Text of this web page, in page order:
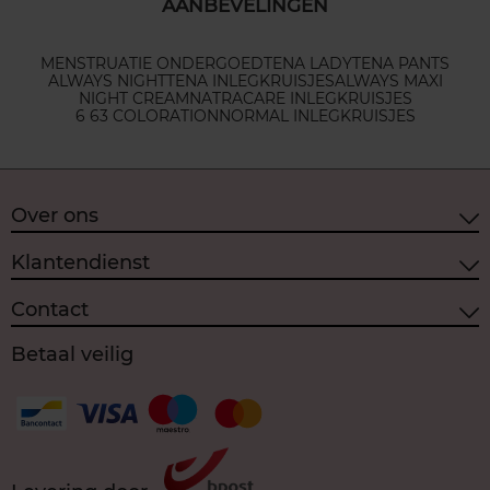
AANBEVELINGEN
MENSTRUATIE ONDERGOEDTENA LADYTENA PANTS
ALWAYS NIGHTTENA INLEGKRUISJESALWAYS MAXI
NIGHT CREAMNATRACARE INLEGKRUISJES
6 63 COLORATIONNORMAL INLEGKRUISJES
Over ons
Klantendienst
Contact
Betaal veilig